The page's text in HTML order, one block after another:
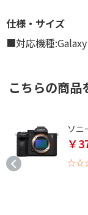
仕様・サイズ
■対応機種
こちらの商品
ソニ
￥